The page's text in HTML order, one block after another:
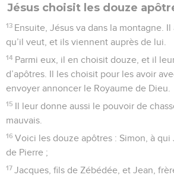
Jésus choisit les douze
13 Ensuite, Jésus va dans la montagne.
qu’il veut, et ils viennent auprès de lui.
14 Parmi eux, il en choisit douze, et il
d’apôtres. Il les choisit pour les avoir
envoyer annoncer le Royaume de Dieu.
15 Il leur donne aussi le pouvoir de
mauvais.
16 Voici les douze apôtres : Simon, à qui
de Pierre ;
17 Jacques, fils de Zébédée, et Jean,